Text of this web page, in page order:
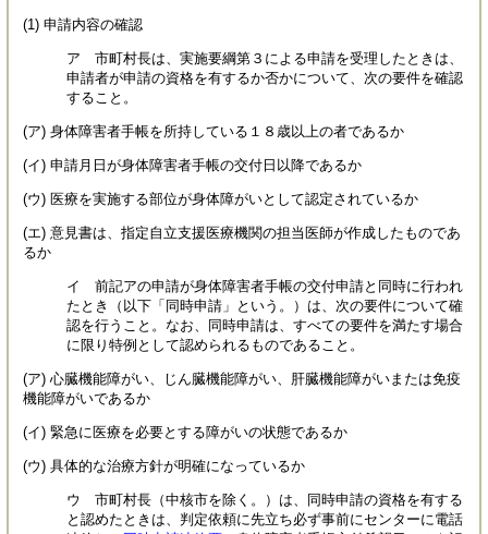
(1) 申請内容の確認
ア 市町村長は、実施要綱第３による申請を受理したときは、
申請者が申請の資格を有するか否かについて、次の要件を確認
すること。
(ア) 身体障害者手帳を所持している１８歳以上の者であるか
(イ) 申請月日が身体障害者手帳の交付日以降であるか
(ウ) 医療を実施する部位が身体障がいとして認定されているか
(エ) 意見書は、指定自立支援医療機関の担当医師が作成したものであ
るか
イ 前記アの申請が身体障害者手帳の交付申請と同時に行われ
たとき（以下「同時申請」という。）は、次の要件について確
認を行うこと。なお、同時申請は、すべての要件を満たす場合
に限り特例として認められるものであること。
(ア) 心臓機能障がい、じん臓機能障がい、肝臓機能障がいまたは免疫
機能障がいであるか
(イ) 緊急に医療を必要とする障がいの状態であるか
(ウ) 具体的な治療方針が明確になっているか
ウ 市町村長（中核市を除く。）は、同時申請の資格を有する
と認めたときは、判定依頼に先立ち必ず事前にセンターに電話